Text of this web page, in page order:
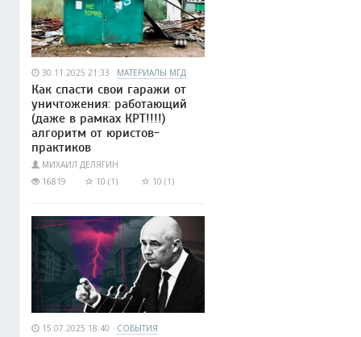
30.11.2025 21:33 МАТЕРИАЛЫ МГД
Как спасти свои гаражи от
уничтожения: работающий
(даже в рамках КРТ!!!!)
алгоритм от юристов-
практиков
МИХАИЛ ДЕЛЯГИН
16819
10 (1) 10 (1)
15.07.2025 18:40 СОБЫТИЯ